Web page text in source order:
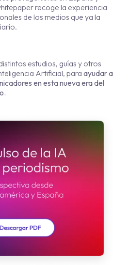
recoge la experiencia
de los medios que ya la
estudios, guías y otros
Artificial, para ayudar a
en esta nueva era del